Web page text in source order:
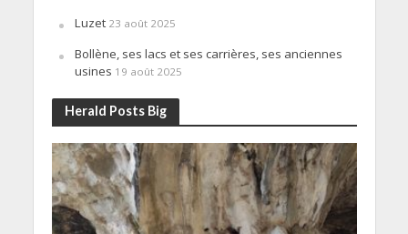
Luzet 23 août 2025
Bollène, ses lacs et ses carrières, ses anciennes
usines 19 août 2025
Herald Posts Big